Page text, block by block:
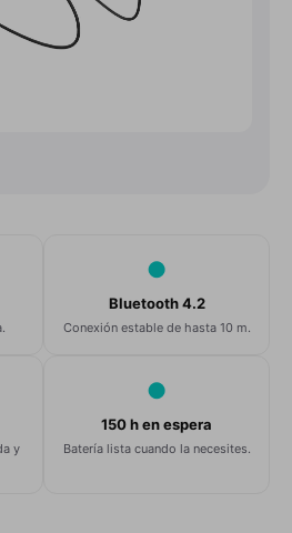
●
Bluetooth 4.2
Conexión estable de hasta 10 m.
y
●
150 h en espera
Batería lista cuando la necesites.